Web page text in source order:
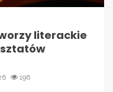
literackie
196